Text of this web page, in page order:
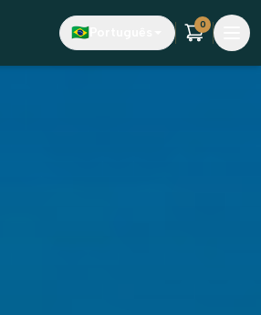
🇧🇷
0